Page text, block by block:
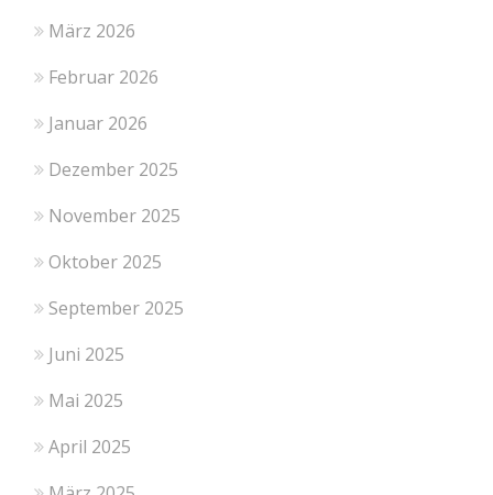
März 2026
Februar 2026
Januar 2026
Dezember 2025
November 2025
Oktober 2025
September 2025
Juni 2025
Mai 2025
April 2025